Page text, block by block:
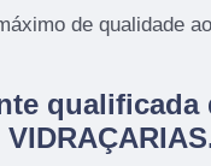
de qualidade
qualificada